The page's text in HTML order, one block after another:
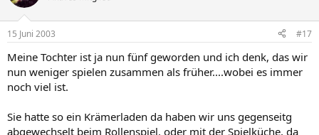
15 Juni 2003 #17
Meine Tochter ist ja nun fünf geworden und ich denk, das wir
nun weniger spielen zusammen als früher....wobei es immer
noch viel ist.
Sie hatte so ein Krämerladen da haben wir uns gegenseitg
abgewechselt beim Rollenspiel, oder mit der Spielküche, da